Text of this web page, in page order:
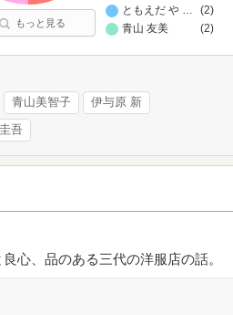
ともえだ やすこ(2)
…
青山 友美
(2)
もっと見る
青山美智子 伊与原 新
吾
心、品のある三代の洋服店の話。